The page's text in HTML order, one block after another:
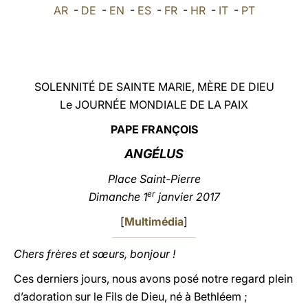
العربيّة AR- DE - EN - ES- FR- HR- IT- PT
SOLENNITÉ DE SAINTE MARIE, MÈRE DE DIEU
Le JOURNÉE MONDIALE DE LA PAIX
PAPE FRANÇOIS
ANGÉLUS
Place Saint-Pierre
Dimanche 1erjanvier 2017
[Multimédia]
Chers frères et sœurs, bonjour !
Ces derniers jours, nous avons posé notre regard plein
d’adoration sur le Fils de Dieu, né à Bethléem ;